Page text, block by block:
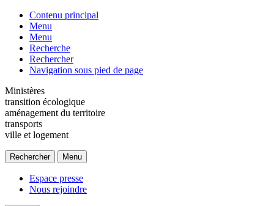
Contenu principal
Menu
Menu
Recherche
Rechercher
Navigation sous pied de page
Ministères
transition écologique
aménagement du territoire
transports
ville et logement
Rechercher Menu
Espace presse
Nous rejoindre